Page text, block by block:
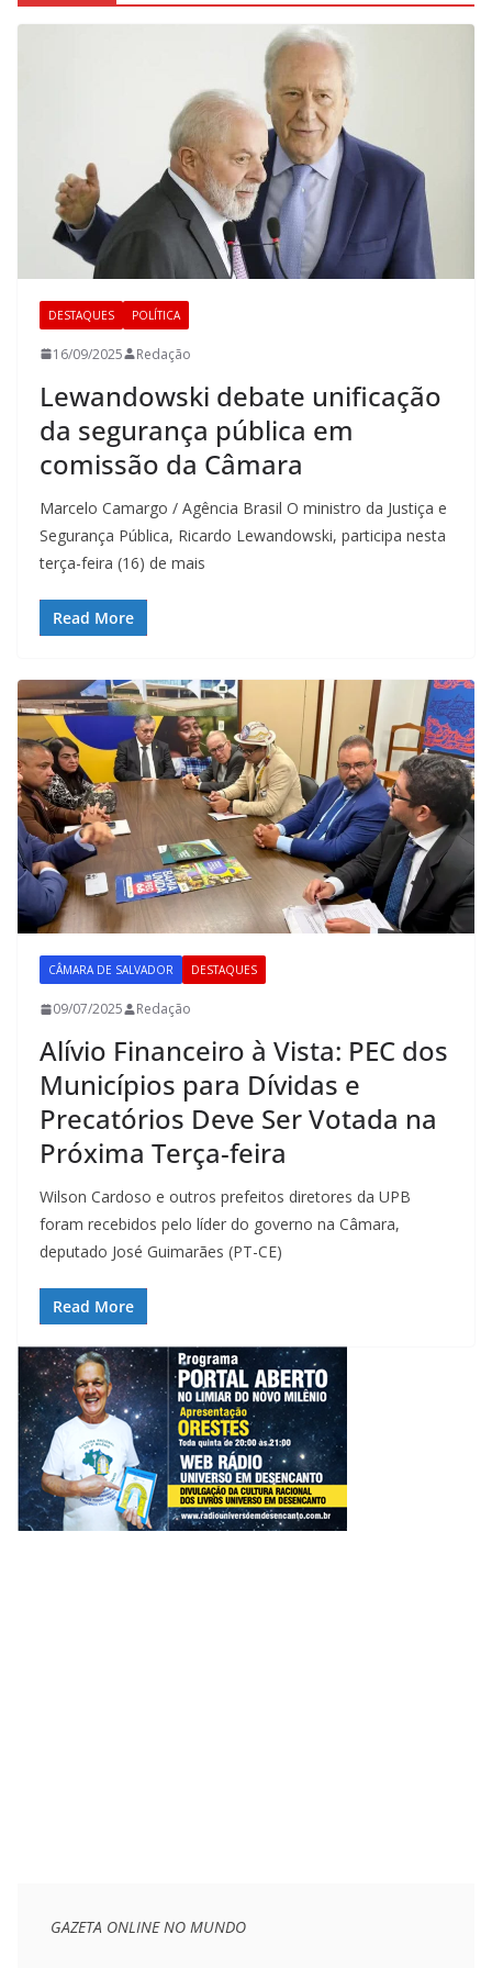
DESTAQUES POLÍTICA
16/09/2025 Redação
Lewandowski debate unificação
da segurança pública em
comissão da Câmara
Marcelo Camargo / Agência Brasil O ministro da Justiça e
Segurança Pública, Ricardo Lewandowski, participa nesta
terça-feira (16) de mais
Read More
CÂMARA DE SALVADOR DESTAQUES
09/07/2025 Redação
Alívio Financeiro à Vista: PEC dos
Municípios para Dívidas e
Precatórios Deve Ser Votada na
Próxima Terça-feira
Wilson Cardoso e outros prefeitos diretores da UPB
foram recebidos pelo líder do governo na Câmara,
deputado José Guimarães (PT-CE)
Read More
GAZETA ONLINE NO MUNDO